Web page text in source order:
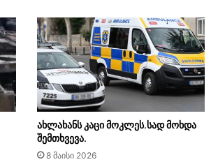
ახლახანს კაცი მოკლეს.სად მოხდა
შემთხვევა.
8 მაისი 2026